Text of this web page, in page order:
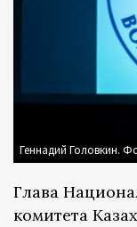
Геннадий Головкин.
Глава
комитета